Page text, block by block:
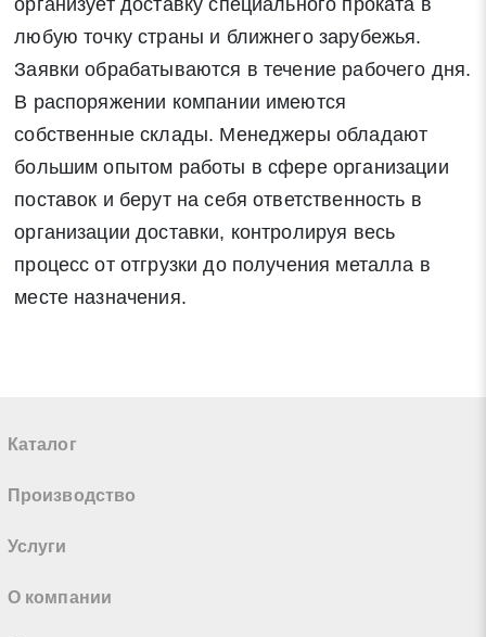
любую точку страны и ближнего зарубежья.
Заявки обрабатываются в течение рабочего дня.
В распоряжении компании имеются
собственные склады. Менеджеры обладают
большим опытом работы в сфере организации
поставок и берут на себя ответственность в
организации доставки, контролируя весь
процесс от отгрузки до получения металла в
месте назначения.
Каталог
Производство
Услуги
О компании